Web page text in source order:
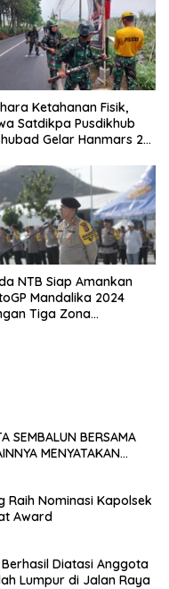
Ketahanan Fisik,
Satdikpa Pusdikhub
Gelar Hanmars 25
NTB Siap Amankan
Mandalika 2024
Tiga Zona
SEMBALUN BERSAMA
MENYATAKAN
DI SEKTOR
BANTUAN BENIH
Raih Nominasi Kapolsek
Award
Diatasi Anggota
Lumpur di Jalan Raya